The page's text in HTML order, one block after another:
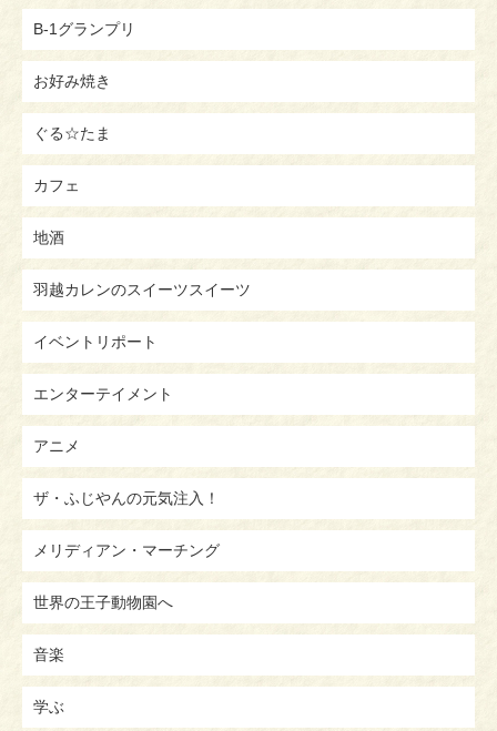
B-1グランプリ
お好み焼き
ぐる☆たま
カフェ
地酒
羽越カレンのスイーツスイーツ
イベントリポート
エンターテイメント
アニメ
ザ・ふじやんの元気注入！
メリディアン・マーチング
世界の王子動物園へ
音楽
学ぶ